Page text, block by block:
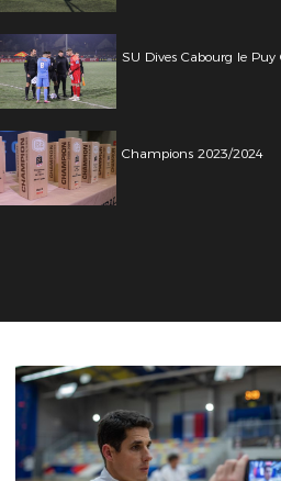
SU Dives Cabourg le Puy
Champions 2023/2024